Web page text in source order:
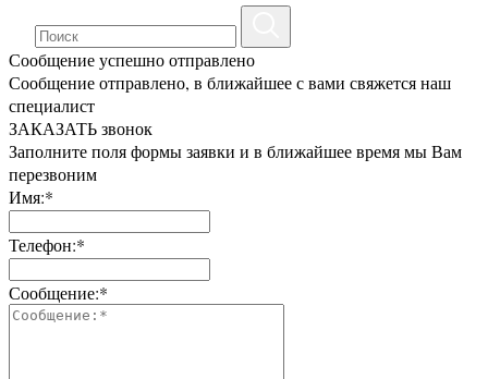
Сообщение успешно отправлено
Сообщение отправлено, в ближайшее с вами свяжется наш
специалист
ЗАКАЗАТЬ звонок
Заполните поля формы заявки и в ближайшее время мы Вам
перезвоним
Имя:*
Телефон:*
Сообщение:*